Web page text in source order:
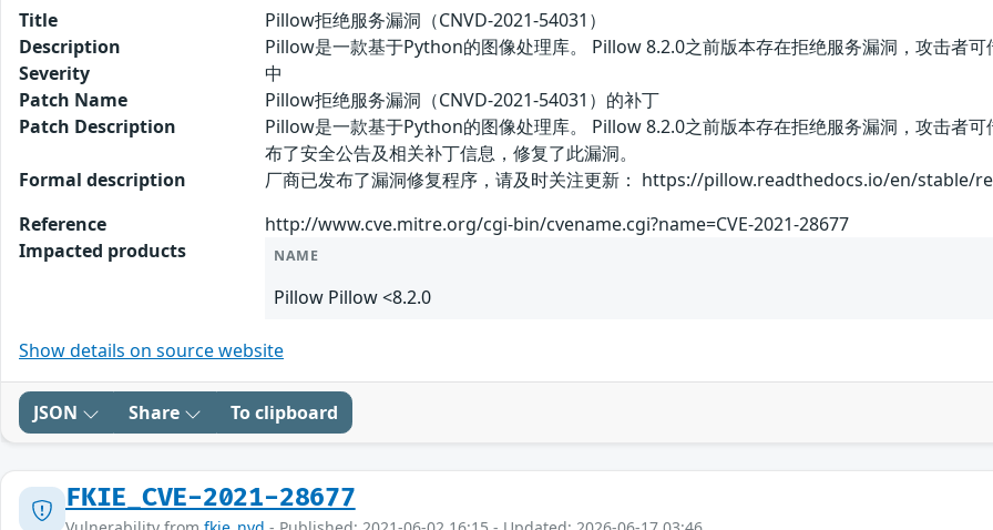
Title
Pillow拒绝服务漏洞（CNVD-2021-54031）
Description
Pillow是一款基于Python的图像处理库。 Pillow 8.2.0之前版本存在拒绝服务漏洞，攻击者
Severity
中
Patch Name
Pillow拒绝服务漏洞（CNVD-2021-54031）的补丁
Patch Description
Pillow是一款基于Python的图像处理库。 Pillow 8.2.0之前版本存在拒绝服务漏洞，攻击者
布了安全公告及相关补丁信息，修复了此漏洞。
Formal description
厂商已发布了漏洞修复程序，请及时关注更新： https://pillow.readthedocs.io/en/stable/
Reference
http://www.cve.mitre.org/cgi-bin/cvename.cgi?name=CVE-2021-28677
Impacted products
NAME
Pillow Pillow <8.2.0
Show details on source website
JSON Share To clipboard
FKIE_CVE-2021-28677